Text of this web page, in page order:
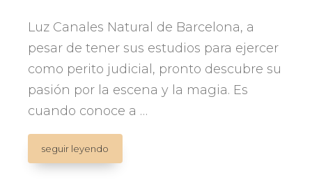
Luz Canales Natural de Barcelona, a
pesar de tener sus estudios para ejercer
como perito judicial, pronto descubre su
pasión por la escena y la magia. Es
cuando conoce a …
seguir leyendo
y